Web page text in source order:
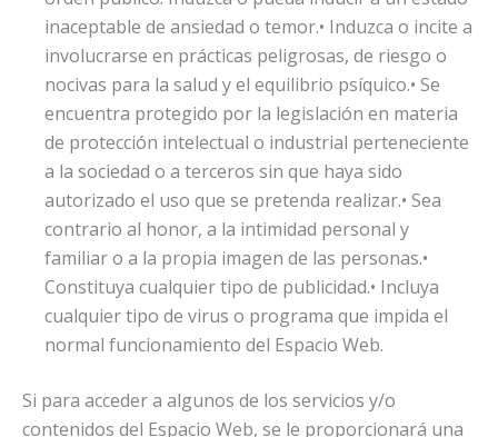
inaceptable de ansiedad o temor.• Induzca o incite a
involucrarse en prácticas peligrosas, de riesgo o
nocivas para la salud y el equilibrio psíquico.• Se
encuentra protegido por la legislación en materia
de protección intelectual o industrial perteneciente
a la sociedad o a terceros sin que haya sido
autorizado el uso que se pretenda realizar.• Sea
contrario al honor, a la intimidad personal y
familiar o a la propia imagen de las personas.•
Constituya cualquier tipo de publicidad.• Incluya
cualquier tipo de virus o programa que impida el
normal funcionamiento del Espacio Web.
Si para acceder a algunos de los servicios y/o
contenidos del Espacio Web, se le proporcionará una